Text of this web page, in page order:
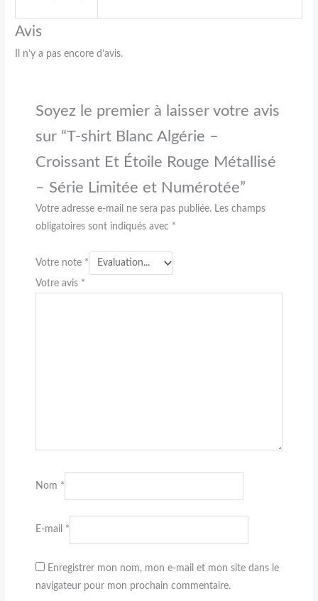
Avis
Il n’y a pas encore d’avis.
Soyez le premier à laisser votre avis
sur “T-shirt Blanc Algérie –
Croissant Et Étoile Rouge Métallisé
– Série Limitée et Numérotée”
Votre adresse e-mail ne sera pas publiée. Les champs
obligatoires sont indiqués avec *
Votre note *
Votre avis *
Nom *
E-mail *
Enregistrer mon nom, mon e-mail et mon site dans le
navigateur pour mon prochain commentaire.